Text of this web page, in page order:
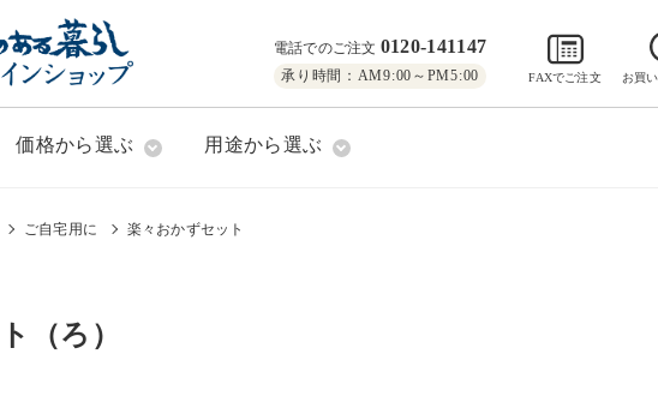
電話でのご注文 0120-141147
承り時間：AM9:00～PM5:00 FAXでご注文 お買
価格から選ぶ 用途から選ぶ
ご自宅用に 楽々おかずセット
（ろ）